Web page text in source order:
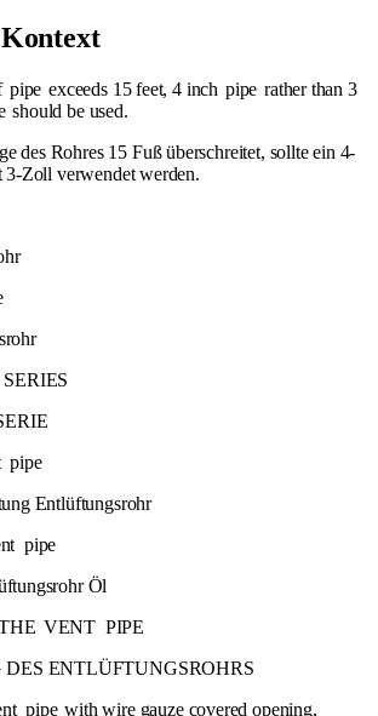
pipe exceeds 15 feet, 4 inch pipe rather than 3
should be used.
des Rohres 15 Fuß überschreitet, sollte ein 4-
3-Zoll verwendet werden.
SERIES
pipe
Entlüftungsrohr
pipe
Öl
VENT PIPE
ENTLÜFTUNGSROHRS
pipe with wire gauze covered opening,